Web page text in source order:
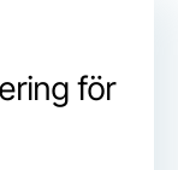
för